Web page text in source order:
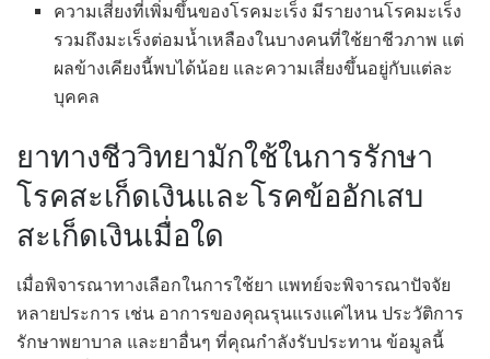
ความเสี่ยงที่เพิ่มขึ้นของโรคมะเร็ง มีรายงานโรคมะเร็ง
รวมถึงมะเร็งต่อมน้ำเหลืองในบางคนที่ใช้ยาชีวภาพ แต่
ผลข้างเคียงนี้พบได้น้อย และความเสี่ยงขึ้นอยู่กับแต่ละ
บุคคล
ยาทางชีววิทยามักใช้ในการรักษา
โรคสะเก็ดเงินและโรคข้ออักเสบ
สะเก็ดเงินเมื่อใด
เมื่อพิจารณาทางเลือกในการใช้ยา แพทย์จะพิจารณาปัจจัย
หลายประการ เช่น อาการของคุณรุนแรงแค่ไหน ประวัติการ
รักษาพยาบาล และยาอื่นๆ ที่คุณกำลังรับประทาน ข้อมูลนี้